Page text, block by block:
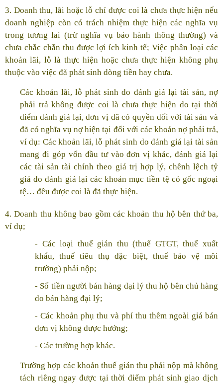
3. Doanh thu, lãi hoặc lỗ chỉ được coi là chưa thực hiện nếu
doanh nghiệp còn có trách nhiệm thực hiện các nghĩa vụ
trong tương lai (trừ nghĩa vụ bảo hành thông thường) và
chưa chắc chắn thu được lợi ích kinh tế; Việc phân loại các
khoản lãi, lỗ là thực hiện hoặc chưa thực hiện không phụ
thuộc vào việc đã phát sinh dòng tiền hay chưa.
Các khoản lãi, lỗ phát sinh do đánh giá lại tài sản, nợ
phải trả không được coi là chưa thực hiện do tại thời
điểm đánh giá lại, đơn vị đã có quyền đối với tài sản và
đã có nghĩa vụ nợ hiện tại đối với các khoản nợ phải trả,
ví dụ: Các khoản lãi, lỗ phát sinh do đánh giá lại tài sản
mang đi góp vốn đầu tư vào đơn vị khác, đánh giá lại
các tài sản tài chính theo giá trị hợp lý, chênh lệch tỷ
giá do đánh giá lại các khoản mục tiền tệ có gốc ngoại
tệ… đều được coi là đã thực hiện.
4. Doanh thu không bao gồm các khoản thu hộ bên thứ ba,
ví dụ;
- Các loại thuế gián thu (thuế GTGT, thuế xuất
khẩu, thuế tiêu thụ đặc biệt, thuế bảo vệ môi
trường) phải nộp;
- Số tiền người bán hàng đại lý thu hộ bên chủ hàng
do bán hàng đại lý;
- Các khoản phụ thu và phí thu thêm ngoài giá bán
đơn vị không được hưởng;
- Các trường hợp khác.
Trường hợp các khoản thuế gián thu phải nộp mà không
tách riêng ngay được tại thời điểm phát sinh giao dịch